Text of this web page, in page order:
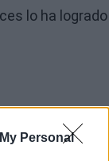
Personal
lo ha logrado